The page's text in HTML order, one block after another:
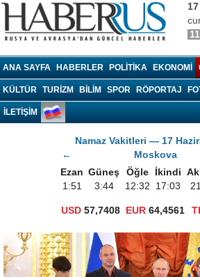
ANA SAYFA HABERLER POLITIKA EKONOMI
KÜLTÜR TURIZM BILIM SPOR RÖPORTAJ
İLETİŞİM
Namaz Vakitleri — 17
←
Moskova
Ezan Güneş Öğle İkindi
1:51
3:44 12:32 17:03
USD 57,7408 EUR 64,4561